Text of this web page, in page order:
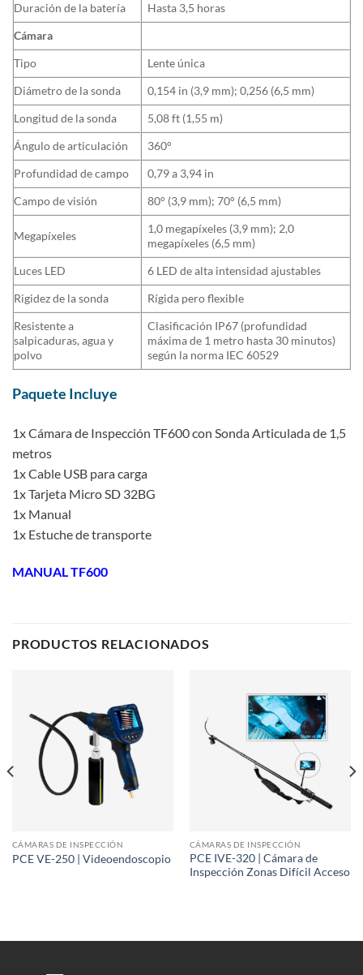
Duración de la batería
Hasta 3,5 horas
Cámara
Tipo
Lente única
Diámetro de la sonda
0,154 in (3,9 mm); 0,256 (6,5 mm)
Longitud de la sonda
5,08 ft (1,55 m)
Ángulo de articulación
360°
Profundidad de campo
0,79 a 3,94 in
Campo de visión
80° (3,9 mm); 70° (6,5 mm)
Megapíxeles
1,0 megapíxeles (3,9 mm); 2,0
megapíxeles (6,5 mm)
Luces LED
6 LED de alta intensidad ajustables
Rigidez de la sonda
Rígida pero flexible
Resistente a
salpicaduras, agua y
polvo
Clasificación IP67 (profundidad
máxima de 1 metro hasta 30 minutos)
según la norma IEC 60529
Paquete Incluye
1x Cámara de Inspección TF600 con Sonda Articulada de 1,5
metros
1x Cable USB para carga
1x Tarjeta Micro SD 32BG
1x Manual
1x Estuche de transporte
MANUAL TF600
PRODUCTOS RELACIONADOS
CÁMARAS DE INSPECCIÓN
PCE VE-250 | Videoendoscopio
CÁMARAS DE INSPECCIÓN
PCE IVE-320 | Cámara de
Inspección Zonas Difícil Acceso